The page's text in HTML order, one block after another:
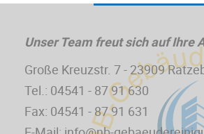
Unser Team freut sich auf Ihre
Große Kreuzstr. 7 - 23909
Tel.: 04541 - 87 91 630
Fax: 04541 - 87 91 631